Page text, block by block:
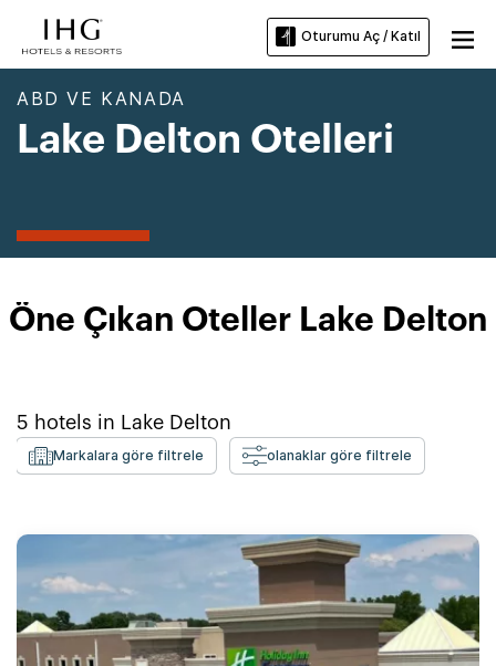
Oturumu Aç / Katıl
ABD VE KANADA
Lake Delton Otelleri
Öne Çıkan Oteller Lake Delton
5 hotels in Lake Delton
Markalara göre filtrele olanaklar göre filtrele